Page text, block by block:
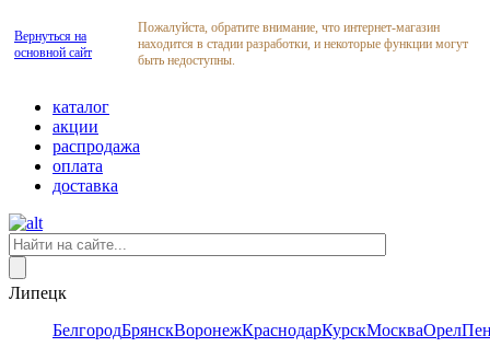
Вернуться на
основной сайт
Пожалуйста, обратите внимание, что интернет-магазин
находится в стадии разработки, и некоторые функции могут
быть недоступны.
каталог
акции
распродажа
оплата
доставка
Липецк
БелгородБрянскВоронежКраснодарКурскМоскваОрел